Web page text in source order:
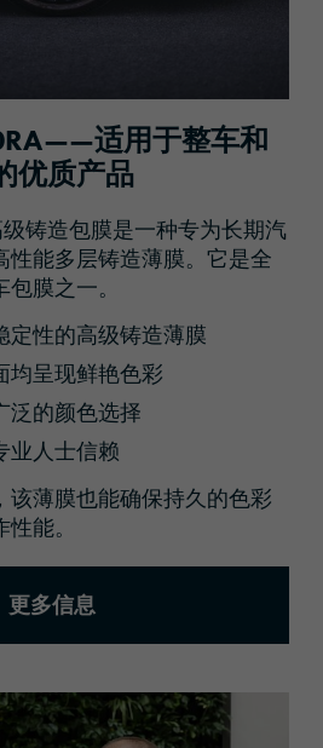
适用于整车和
优质产品
级铸造包膜是一种专为长期汽
性能多层铸造薄膜。它是全
膜之一。
定性的高级铸造薄膜
均呈现鲜艳色彩
泛的颜色选择
业人士信赖
该薄膜也能确保持久的色彩
能。
更多信息